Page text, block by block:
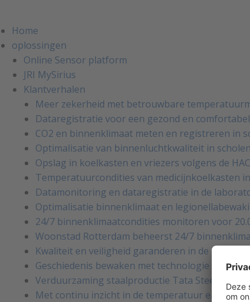
Home
oplossingen
Online Sensor platform
JRI MySirius
Klantverhalen
Meer zekerheid met betrouwbare
Dataregistratie voor een gezond en
CO2 en binnenklimaat meten en registreren in
Optimalisatie van binnenluchtkwaliteit in
Opslag in koelkasten en vriezers volgens de
Temperatuurcondities van medicijnkoelkasten
Datamonitoring en dataregistratie in de
Optimalisatie binnenklimaat en
24/7 binnenklimaatcondities monitoren voor
Woonstad Rotterdam beheerst 24/7
Kwaliteit en veiligheid garanderen in de
Geschiedenis bewaken met technologie van de
Verduurzaming staalproductie Tata Steel met
Met continu inzicht in de temperatuur en